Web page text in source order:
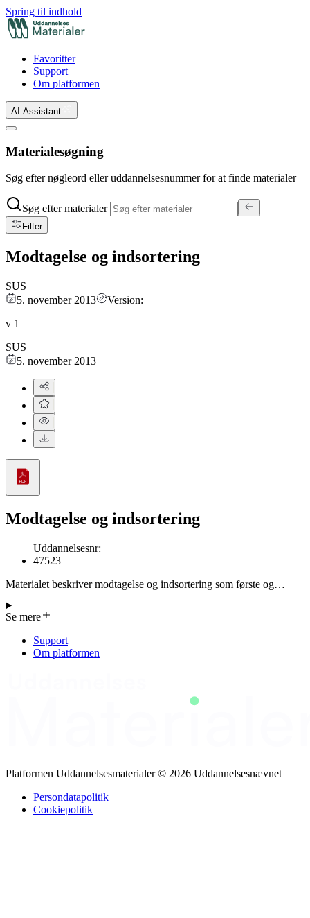
Spring til indhold
Favoritter
Support
Om platformen
AI Assistant
Materialesøgning
Søg efter nøgleord eller uddannelsesnummer for at finde materialer
Søg efter materialer
Filter
Modtagelse og indsortering
SUS
5. november 2013
Version:
v 1
SUS
5. november 2013
Modtagelse og indsortering
Uddannelsesnr:
47523
Materialet beskriver modtagelse og indsortering som første og
og sorteres efter tekstiltype, snavsniveau og kundekategori for at
sikre korrekt vask, undgå fejl og levere tøjet tilbage i rette mængde
og kvalitet. Der gennemgås mikrobiologi og smitteveje, da snavset
tøj kan indeholde bakterier, svampe og virus, hvilket stiller krav til
personlig hygiejne, brug af handsker og adskillelse af ren og uren
håndtering af kemi samt arbejdsmiljø, herunder APV, ergonomi,
tunge løft og forebyggelse af EGA for at undgå slid og skader i
Se mere
Support
Om platformen
Platformen Uddannelsesmaterialer © 2026 Uddannelsesnævnet
Persondatapolitik
Cookiepolitik